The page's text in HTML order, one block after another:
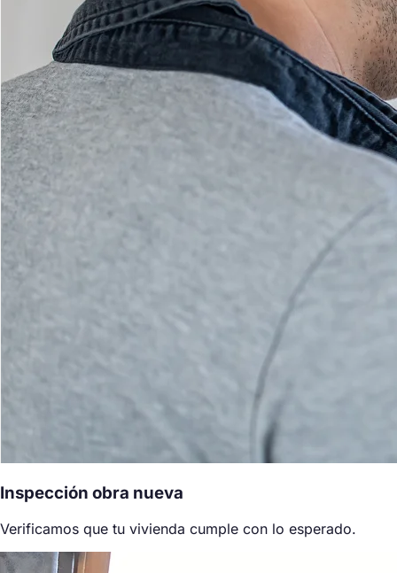
Inspección obra nueva
Verificamos que tu vivienda cumple con lo esperado.